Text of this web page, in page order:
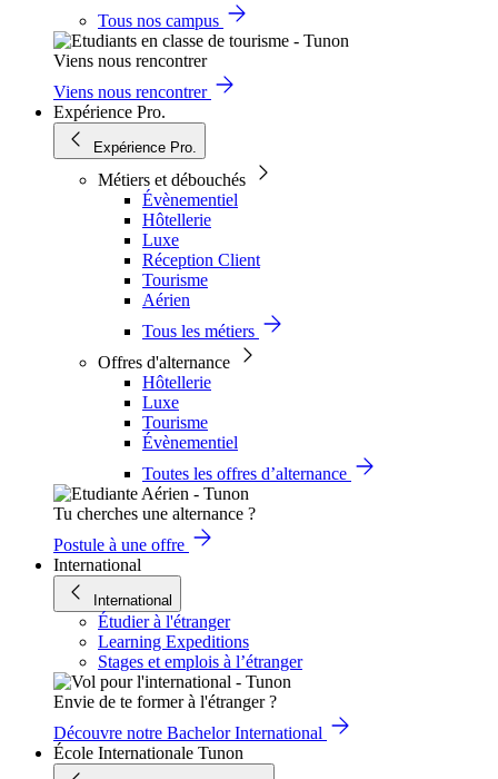
Tous nos campus
Viens nous rencontrer
Viens nous rencontrer
Expérience Pro.
Expérience Pro.
Métiers et débouchés
Évènementiel
Hôtellerie
Luxe
Réception Client
Tourisme
Aérien
Tous les métiers
Offres d'alternance
Hôtellerie
Luxe
Tourisme
Évènementiel
Toutes les offres d’alternance
Tu cherches une alternance ?
Postule à une offre
International
International
Étudier à l'étranger
Learning Expeditions
Stages et emplois à l’étranger
Envie de te former à l'étranger ?
Découvre notre Bachelor International
École Internationale Tunon